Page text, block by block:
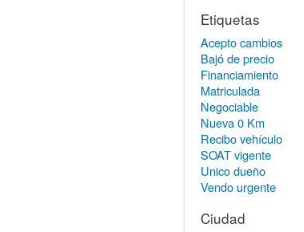
Etiquetas
Acepto cambios
Bajó de precio
Financiamiento
Matriculada
Negociable
Nueva 0 Km
Recibo vehículo
SOAT vigente
Unico dueño
Vendo urgente
Ciudad